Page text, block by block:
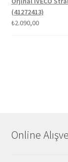
(41272413)
₺2.090,00
Online